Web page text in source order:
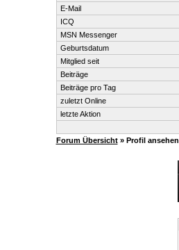
E-Mail
ICQ
MSN Messenger
Geburtsdatum
Mitglied seit
Beiträge
Beiträge pro Tag
zuletzt Online
letzte Aktion
Forum Übersicht» Profil ansehen